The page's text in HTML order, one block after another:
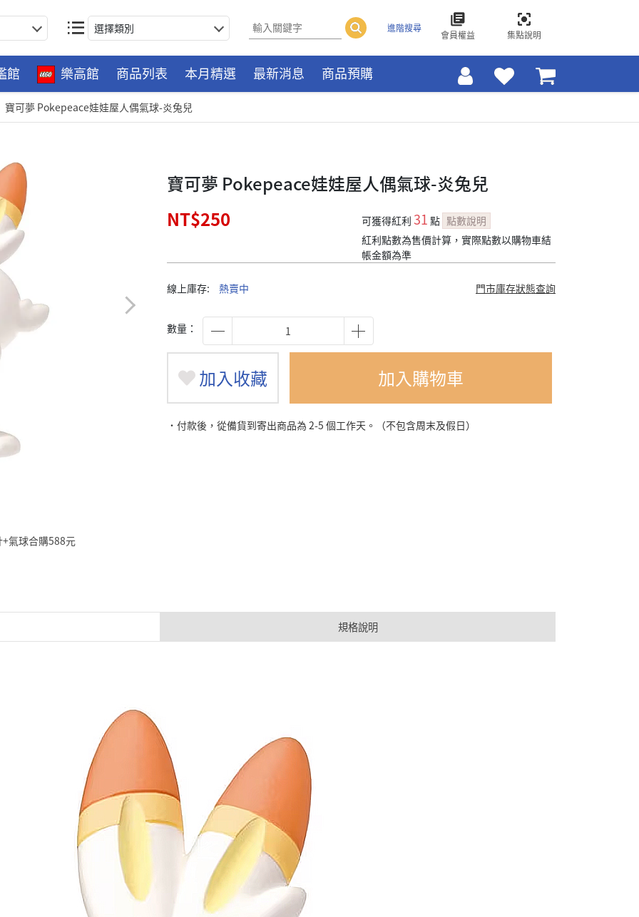
選擇類別 進階搜尋
會員權益 集點說明
館 樂高館 商品列表 本月精選 最新消息 商品預購
寶可夢 Pokepeace娃娃屋人偶氣球-炎兔兒
寶可夢 Pokepeace娃娃屋人偶氣球-炎兔兒
NT$250
可獲得紅利 31 點 點數說明
紅利點數為售價計算，實際點數以購物車結
帳金額為準
線上庫存: 熱賣中 門市庫存狀態查詢
數量：
加入收藏 加入購物車
˙付款後，從備貨到寄出商品為 2-5 個工作天。（不包含周末及假日）
氣球合購588元
規格說明